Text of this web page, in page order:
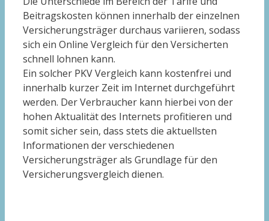
Beitragskosten können innerhalb der einzelnen
Versicherungsträger durchaus variieren, sodass
sich ein Online Vergleich für den Versicherten
schnell lohnen kann.
Ein solcher PKV Vergleich kann kostenfrei und
innerhalb kurzer Zeit im Internet durchgeführt
werden. Der Verbraucher kann hierbei von der
hohen Aktualität des Internets profitieren und
somit sicher sein, dass stets die aktuellsten
Informationen der verschiedenen
Versicherungsträger als Grundlage für den
Versicherungsvergleich dienen.